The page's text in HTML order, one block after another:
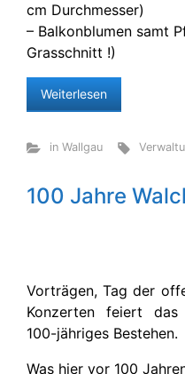
cm Durchmesser)
– Balkonblumen samt
Grasschnitt !)
Weiterlesen
in Wallgau
100 Jahre
Vorträgen, Tag der
Konzerten feiert das
100-jähriges Bestehen.
Was hier vor 100